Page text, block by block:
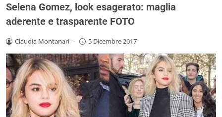
Selena Gomez, look esagerato: maglia
aderente e trasparente FOTO
Claudia Montanari - 5 Dicembre 2017